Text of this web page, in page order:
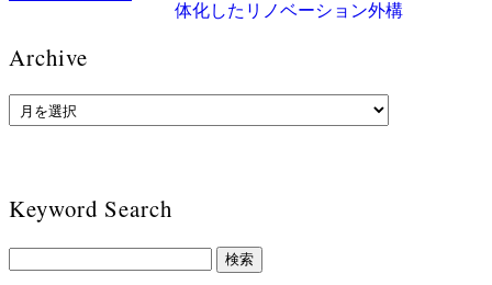
体化したリノベーション外構
Archive
Keyword Search